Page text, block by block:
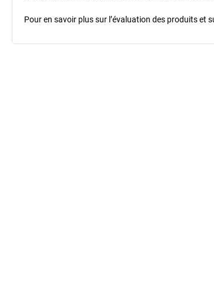
Pour en savoir plus sur l’évaluation des produits et